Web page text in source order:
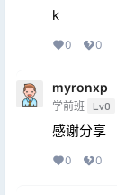
k
0 0
myronxp
学前班 Lv0
感谢分享
0 0